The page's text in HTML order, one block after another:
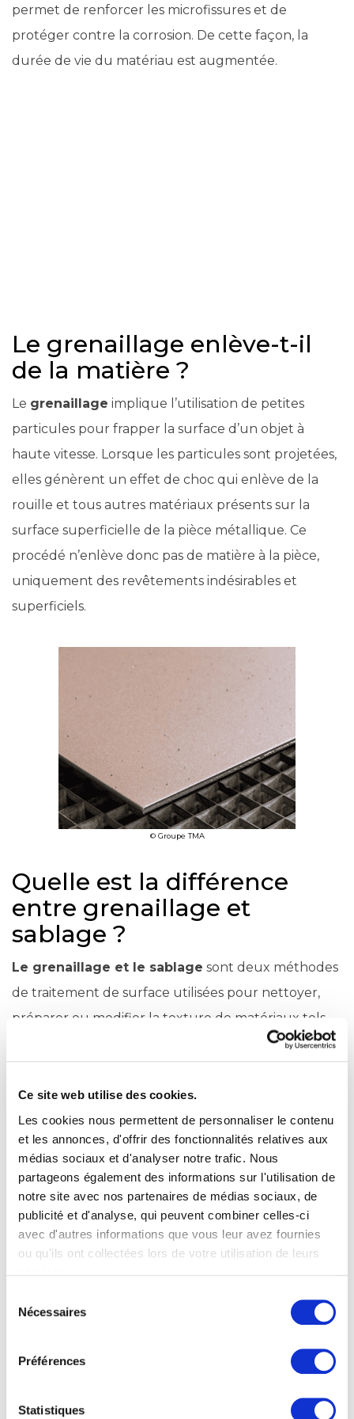
Ce site web utilise des cookies.
Les cookies nous permettent de personnaliser le contenu
et les annonces, d'offrir des fonctionnalités relatives aux
médias sociaux et d'analyser notre trafic. Nous
partageons également des informations sur l'utilisation de
notre site avec nos partenaires de médias sociaux, de
publicité et d'analyse, qui peuvent combiner celles-ci
avec d'autres informations que vous leur avez fournies
ou qu'ils ont collectées lors de votre utilisation de leurs
Nécessaires
Préférences
Statistiques
permet de renforcer les microfissures et de
protéger contre la corrosion. De cette façon, la
durée de vie du matériau est augmentée.
Le grenaillage enlève-t-il
de la matière ?
Le grenaillage implique l’utilisation de petites
particules pour frapper la surface d’un objet à
haute vitesse. Lorsque les particules sont projetées,
elles génèrent un effet de choc qui enlève de la
rouille et tous autres matériaux présents sur la
surface superficielle de la pièce métallique. Ce
procédé n’enlève donc pas de matière à la pièce,
uniquement des revêtements indésirables et
superficiels.
© Groupe TMA
Quelle est la différence
entre grenaillage et
sablage ?
Le grenaillage et le sablage sont deux méthodes
de traitement de surface utilisées pour nettoyer,
préparer ou modifier la texture de matériaux tels
que le métal, le bois, etc… Ils partagent certaines
application et leur efficacité.
Processus: le grenaillage implique l’utilisation de
petites billes d’acier ou grains d’abrasifs qui sont
projetés à grande vitesse sur la surface à l’aide
d’une machine à grenailler. Le sablage, quant à lui,
utilise du sable projeté à haute pression pour
nettoyer ou modifier la surface de la pièce.
utilisé pour nettoyer et préparer les surfaces
galvanisation, pour enlever la rouille, améliorer
est utilisé pour nettoyer les surfaces (métal, bois,